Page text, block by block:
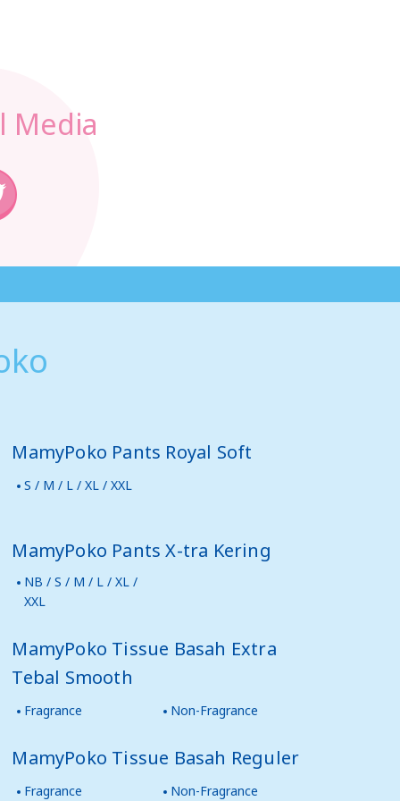
Media
MamyPoko Pants Royal Soft
S / M / L / XL / XXL
MamyPoko Pants X-tra Kering
NB / S / M / L / XL /
XXL
MamyPoko Tissue Basah Extra
Tebal Smooth
Fragrance Non-Fragrance
MamyPoko Tissue Basah Reguler
Fragrance Non-Fragrance